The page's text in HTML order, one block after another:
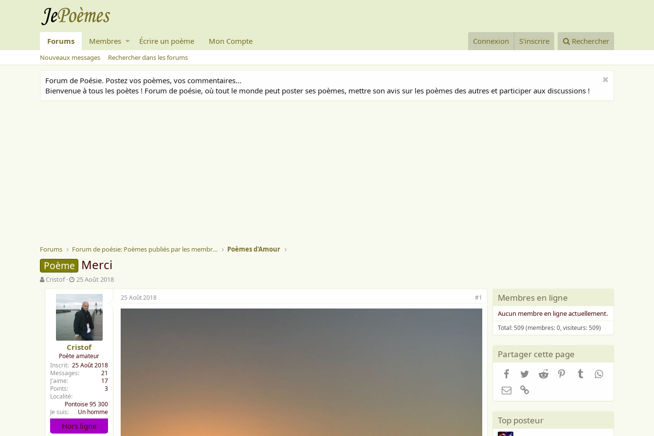
Forums Membres Écrire un poème Mon Compte Connexion S'inscrire Rechercher
Nouveaux messages Rechercher dans les forums
Forum de Poésie. Postez vos poèmes, vos commentaires...
Bienvenue à tous les poètes ! Forum de poésie, où tout le monde peut poster ses poèmes, mettre son avis sur les poèmes des autres et participer aux discussions !
Forums Forum de poésie: Poèmes publiés par les membres Poèmes d'Amour
Poème Merci
A
u
Cristof
D
a
t
e
d
é
b
u
t
25 Août 2018
Cristof
Poète amateur
Inscrit 25 Août 2018
Messages
21
J'aime
17
Points
3
Localité
Pontoise 95 300
Je suis
Un homme
Hors ligne
25 Août 2018 #1 Membres en ligne
Aucun membre en ligne actuellement.
Total: 509 (membres: 0, visiteurs: 509)
Partager cette page
Facebook
TwitterReddit PinterestTumblrWhatsApp
Email
Top posteur